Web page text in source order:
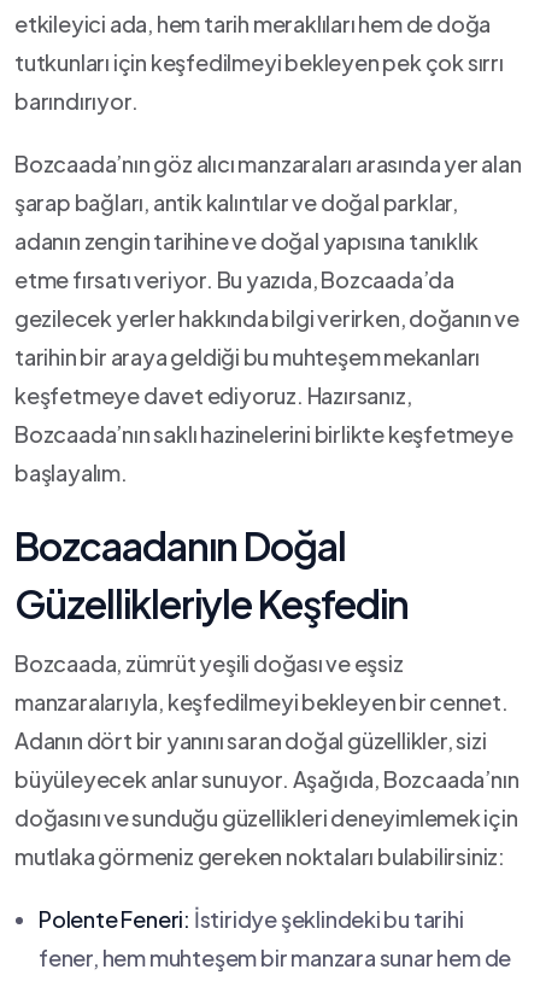
‌etkileyici ada, hem tarih meraklıları ​hem de doğa
tutkunları için keşfedilmeyi ‍bekleyen pek çok sırrı
barındırıyor.
Bozcaada’nın göz alıcı manzaraları arasında yer alan
⁣şarap bağları, antik kalıntılar ve doğal parklar,
adanın ​zengin tarihine ve doğal yapısına tanıklık
etme fırsatı veriyor. Bu ⁤yazıda, Bozcaada’da
⁣gezilecek yerler hakkında⁤ bilgi verirken,⁣ doğanın ve
tarihin bir araya geldiği⁣ bu muhteşem ⁣mekanları
keşfetmeye davet ediyoruz. Hazırsanız,‌
Bozcaada’nın saklı hazinelerini birlikte‌ keşfetmeye
başlayalım.
Bozcaadanın Doğal
Güzellikleriyle Keşfedin
Bozcaada, zümrüt ⁤yeşili doğası⁢ ve ⁢eşsiz
manzaralarıyla, keşfedilmeyi ⁢bekleyen bir ⁣cennet.
Adanın dört bir yanını saran doğal güzellikler, sizi
büyüleyecek anlar sunuyor. Aşağıda, Bozcaada’nın
doğasını⁤ ve sunduğu güzellikleri deneyimlemek⁤ için
mutlaka görmeniz gereken ​noktaları bulabilirsiniz:
Polente Feneri: İstiridye şeklindeki ⁢bu tarihi
fener, hem muhteşem bir manzara sunar hem de